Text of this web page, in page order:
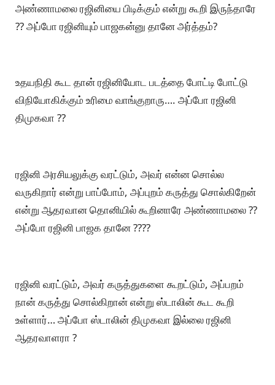
அண்ணாமலை ரஜினியை பிடிக்கும் என்று கூறி இருந்தாரே
?? அப்போ ரஜினியும் பாஜகன்னு தானே அர்த்தம்?
உதயநிதி கூட தான் ரஜினியோட படத்தை போட்டி போட்டு
விநியோகிக்கும் உரிமை வாங்குறாரு…. அப்போ ரஜினி
திமுகவா ??
ரஜினி அரசியலுக்கு வரட்டும், அவர் என்ன சொல்ல
வருகிறார் என்று பாப்போம், அப்புறம் கருத்து சொல்கிறேன்
என்று ஆதரவான தொனியில் கூறினாரே அண்ணாமலை ??
அப்போ ரஜினி பாஜக தானே ????
ரஜினி வரட்டும், அவர் கருத்துகளை கூறட்டும், அப்பறம்
நான் கருத்து சொல்கிறான் என்று ஸ்டாலின் கூட கூறி
உள்ளார்… அப்போ ஸ்டாலின் திமுகவா இல்லை ரஜினி
ஆதரவாளரா ?